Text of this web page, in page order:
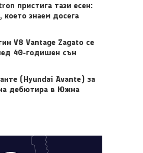
пристига тази есен:
което знаем досега
V8 Vantage Zagato се
40-годишен сън
(Hyundai Avante) за
дебютира в Южна